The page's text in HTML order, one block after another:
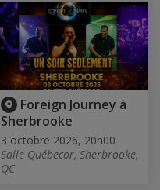
Foreign Journey à
Sherbrooke
3 octobre 2026, 20h00
Salle Québecor, Sherbrooke,
QC